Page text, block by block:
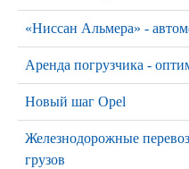
«Ниссан Альмера» -
Аренда погрузчика -
Новый шаг Opel
Железнодорожные
грузов